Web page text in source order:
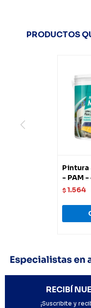
PRODUCTOS
- PAM
$ 1.564
RECIBÍ
¡Suscribite y